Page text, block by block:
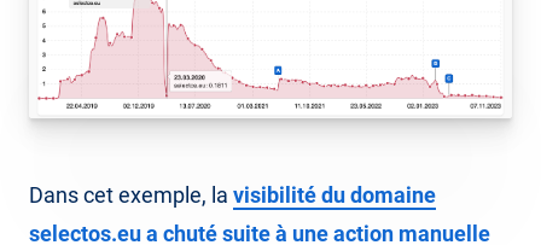
Dans cet exemple, la visibilité du domaine
selectos.eu a chuté suite à une action manuelle